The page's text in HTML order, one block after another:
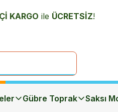
KARGO ile ÜCRETSİZ!
Gübre Toprak Saksı